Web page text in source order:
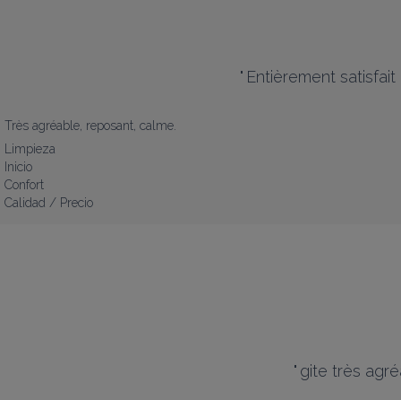
" Entièrement
Très agréable, reposant, calme.
Limpieza
Inicio
Confort
Calidad / Precio
" gite très